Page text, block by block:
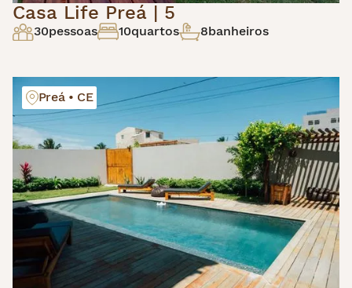
Casa Life Preá | 5
30pessoas 10quartos 8banheiros
Preá • CE